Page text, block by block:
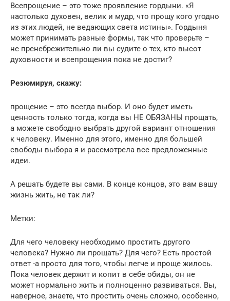
Всепрощение – это тоже проявление гордыни. «Я
настолько духовен, велик и мудр, что прощу кого угодно
из этих людей, не ведающих света истины». Гордыня
может принимать разные формы, так что проверьте –
не пренебрежительно ли вы судите о тех, кто высот
духовности и всепрощения пока не достиг?
Резюмируя, скажу:
прощение – это всегда выбор. И оно будет иметь
ценность только тогда, когда вы НЕ ОБЯЗАНЫ прощать,
а можете свободно выбрать другой вариант отношения
к человеку. Именно для этого, именно для большей
свободы выбора я и рассмотрела все предложенные
идеи.
А решать будете вы сами. В конце концов, это вам вашу
жизнь жить, не так ли?
Метки:
Для чего человеку необходимо простить другого
человека? Нужно ли прощать? Для чего? Есть простой
ответ -а просто для того, чтобы легче и проще жилось.
Пока человек держит и копит в себе обиды, он не
может нормально жить и полноценно развиваться. Вы,
наверное, знаете, что простить очень сложно, особенно,